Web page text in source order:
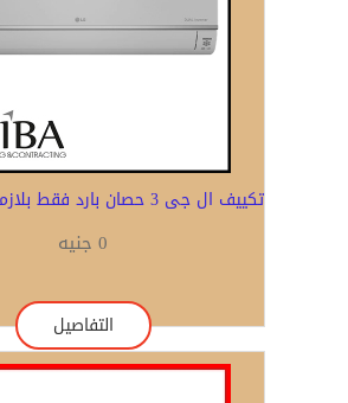
تكييف ال جى 3 حصان بارد فقط بلازما انفرتر S-Plus
0 جنيه
التفاصيل